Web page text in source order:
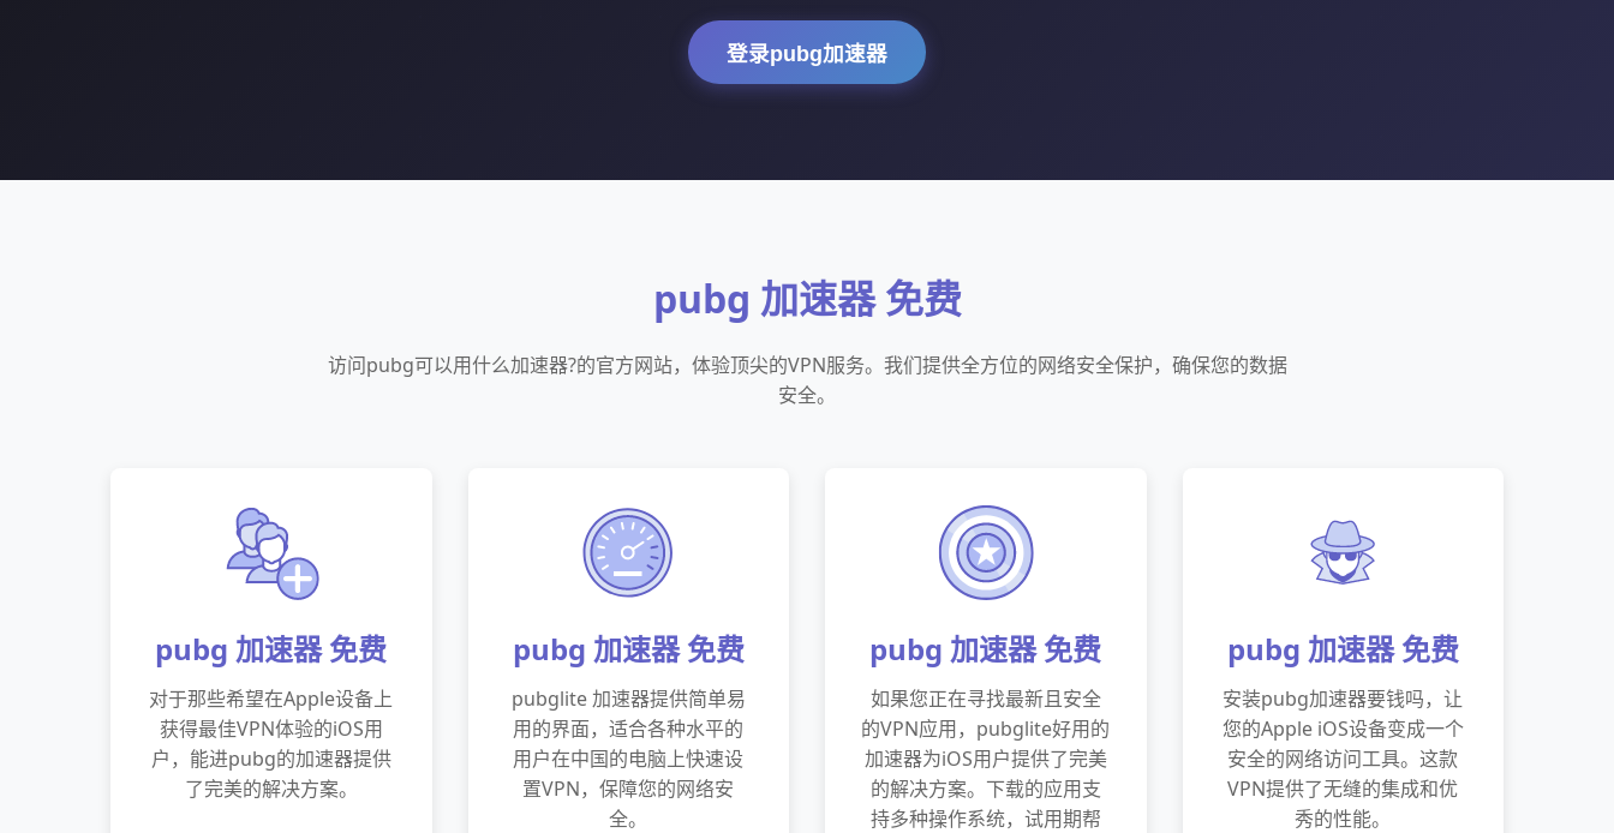
登录pubg加速器
pubg 加速器 免费
访问pubg可以用什么加速器?的官方网站，体验顶尖的VPN服务。我们提供全方位的网络安全保护，确保您的数据
安全。
pubg 加速器 免费
对于那些希望在Apple设备上
获得最佳VPN体验的iOS用
户，能进pubg的加速器提供
了完美的解决方案。
pubg 加速器 免费
pubglite 加速器提供简单易
用的界面，适合各种水平的
用户在中国的电脑上快速设
置VPN，保障您的网络安
全。
pubg 加速器 免费
如果您正在寻找最新且安全
的VPN应用，pubglite好用的
加速器为iOS用户提供了完美
的解决方案。下载的应用支
持多种操作系统，试用期帮
pubg 加速器 免费
安装pubg加速器要钱吗，让
您的Apple iOS设备变成一个
安全的网络访问工具。这款
VPN提供了无缝的集成和优
秀的性能。